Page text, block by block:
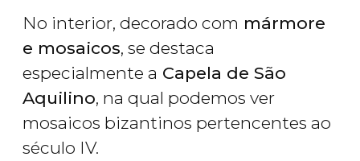
No interior, decorado com mármore
e mosaicos, se destaca
especialmente a Capela de São
Aquilino, na qual podemos ver
mosaicos bizantinos pertencentes ao
século IV.